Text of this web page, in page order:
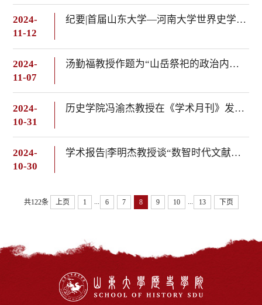
2024-
11-12
纪要|首届山东大学—河南大学世界史学科建设交流会暨“世界历史上的文明交流互鉴”学术论坛
2024-
11-07
汤勤福教授作题为“山岳祭祀的政治内涵：以中镇霍山祭祀为例”的学术讲座
2024-
10-31
历史学院冯渝杰教授在《学术月刊》发表论文
2024-
10-30
学术报告|李明杰教授谈“数智时代文献学的传承与拓新”
共122条 上页 1 6 7 8 9 10 13 下页